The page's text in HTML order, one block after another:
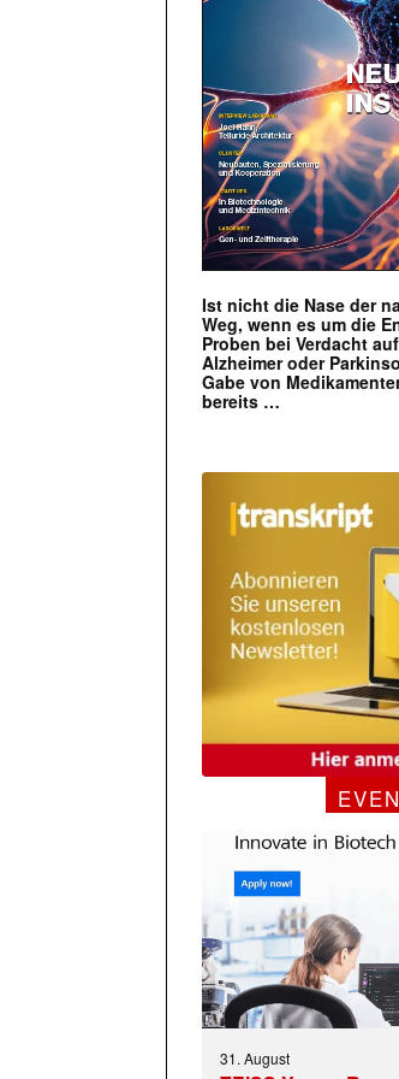
Ist nicht die Nase der
Weg, wenn es um die
Proben bei Verdacht
Alzheimer oder
Gabe von
bereits …
31. August